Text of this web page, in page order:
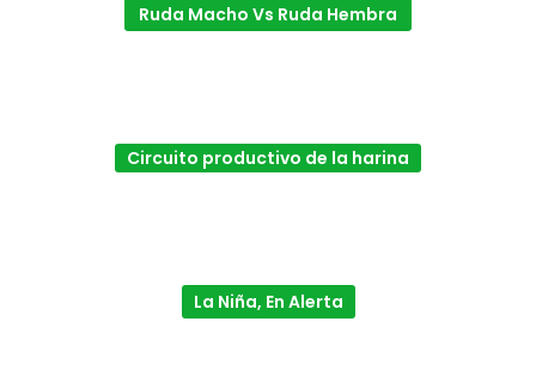
Ruda Macho Vs Ruda Hembra
Circuito productivo de la harina
La Niña, En Alerta